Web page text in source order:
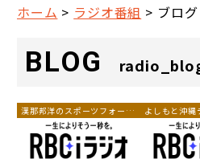
ホーム ラジオ番組 ブログ
BLOG
漢那邦洋のスポーツフォーカ
ル
よしもと沖縄
オ